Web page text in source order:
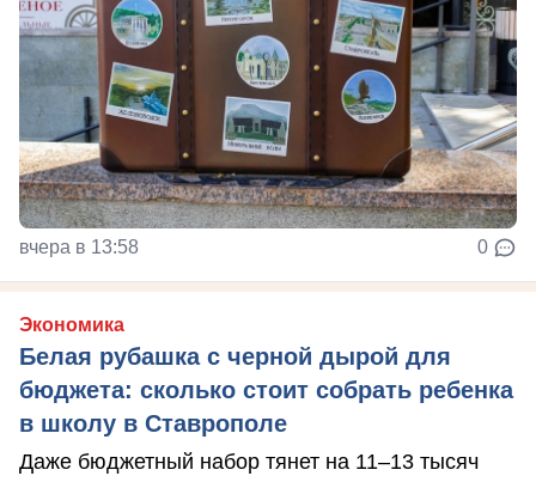
вчера в 13:58 0
Экономика
Белая рубашка с черной дырой для
бюджета: сколько стоит собрать ребенка
в школу в Ставрополе
Даже бюджетный набор тянет на 11–13 тысяч